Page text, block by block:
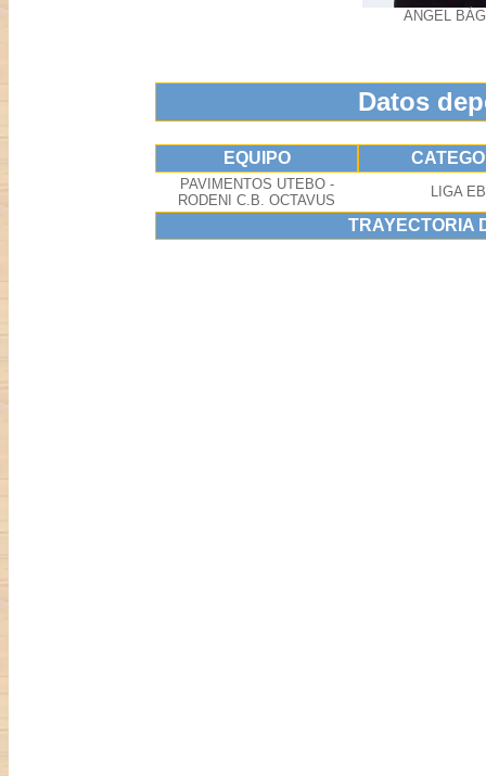
ANGEL
Datos
EQUIPO
PAVIMENTOS UTEBO -
RODENI C.B. OCTAVUS
LIGA
TRAYECTORIA